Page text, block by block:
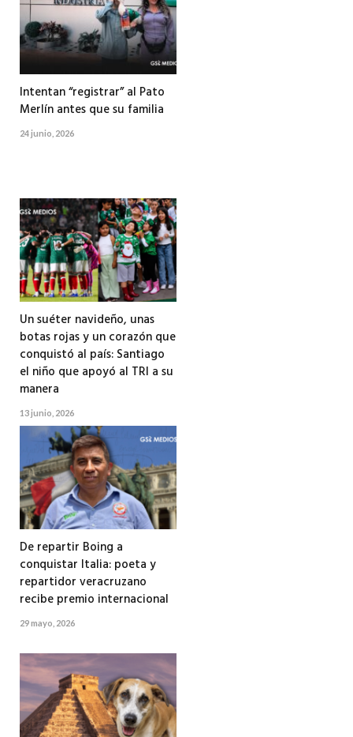
Intentan “registrar” al Pato
Merlín antes que su familia
24 junio, 2026
Un suéter navideño, unas
botas rojas y un corazón que
conquistó al país: Santiago
el niño que apoyó al TRI a su
manera
13 junio, 2026
De repartir Boing a
conquistar Italia: poeta y
repartidor veracruzano
recibe premio internacional
29 mayo, 2026